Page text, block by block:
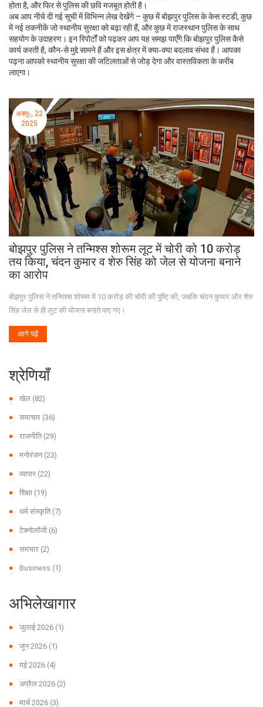
होता है, और फिर से पुलिस की छवि मजबूत होती है।
अब आप नीचे दी गई सूची में विभिन्न लेख देखेंगे – कुछ में बोझपुर पुलिस के केस स्टडी, कुछ
में नई तकनीकें जो स्थानीय सुरक्षा को बढ़ा रही हैं, और कुछ में राजस्थान पुलिस के साथ
सहयोग के उदाहरण। इन रिपोर्टों को पढ़कर आप यह समझ पाएँगे कि बोझपुर पुलिस कैसे
कार्य करती है, कौन‑से मुद्दे सामने हैं और इस क्षेत्र में क्या‑क्या बदलाव संभव हैं। आपका
पढ़ना आपको स्थानीय सुरक्षा की जटिलताओं से जोड़ देगा और वास्तविकता के करीब
लाएगा।
अक्तू॰, 22
2025
बोझपुर पुलिस ने तन्मिश्‍स शोरूम लूट में चोरी को 10 करोड़
तय किया, चंदन कुमार व शेरु सिंह को जेल से योजना बनाने
का आरोप
बोझपुर पुलिस ने तन्मिश्‍स शोरूम में 10 करोड़ की चोरी की पुष्टि की, जबकि चंदन कुमार और शेरु
सिंह जेल से ही लूट की योजना बनाते पाए गए।
आगे पढ़ें
श्रेणियाँ
खेल (82)
समाचार (36)
राजनीति (29)
मनोरंजन (23)
व्यापार (22)
शिक्षा (19)
धर्म संस्कृति (7)
टेक्नोलॉजी (6)
समचार (2)
Business (1)
अभिलेखागार
जुलाई 2026 (1)
जून 2026 (1)
मई 2026 (4)
अप्रैल 2026 (2)
मार्च 2026 (3)